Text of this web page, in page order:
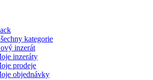
kategorie
inzerát
inzeráty
prodeje
objednávky